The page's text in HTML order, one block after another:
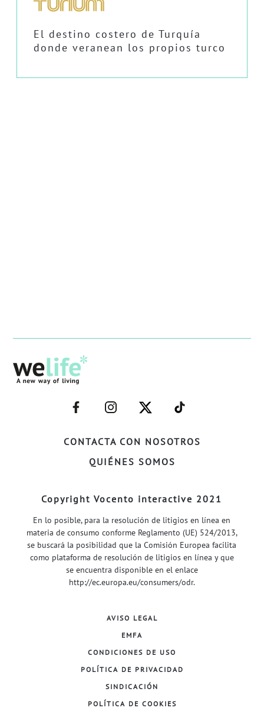
El destino costero de Turquía
donde veranean los propios turco
CONTACTA CON NOSOTROS
QUIÉNES SOMOS
–
FACEBOOK–
–
INSTAGRAM–
–
TWITTER–
–
WELIFE–
Copyright Vocento interactive 2021
En lo posible, para la resolución de litigios en línea en
materia de consumo conforme Reglamento (UE) 524/2013,
se buscará la posibilidad que la Comisión Europea facilita
como plataforma de resolución de litigios en línea y que
se encuentra disponible en el enlace
http://ec.europa.eu/consumers/odr.
AVISO LEGAL
EMFA
CONDICIONES DE USO
POLÍTICA DE PRIVACIDAD
SINDICACIÓN
POLÍTICA DE COOKIES